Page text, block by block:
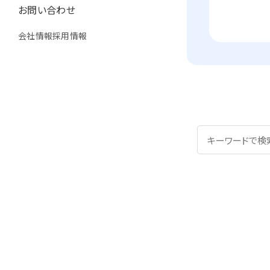
お問い合わせ
会社情報採用情報